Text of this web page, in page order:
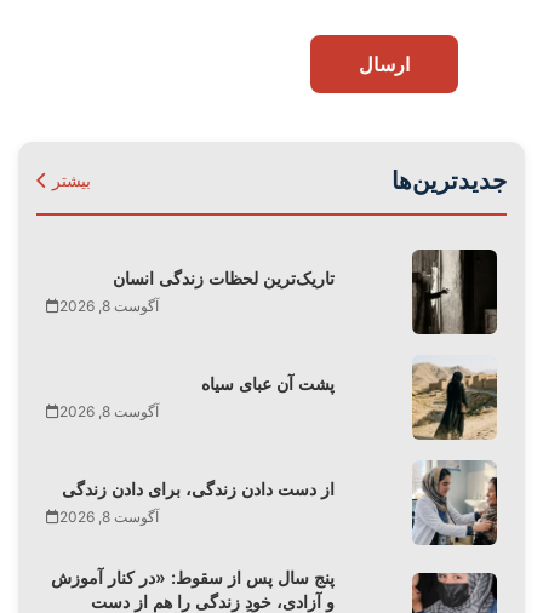
ارسال
جدیدترین‌ها بیشتر
تاریک‌ترین لحظات زندگی انسان
آگوست 8, 2026
پشت آن عبای سیاه
آگوست 8, 2026
از دست دادن زندگی، برای دادن زندگی
آگوست 8, 2026
پنج سال پس از سقوط: «در کنار آموزش
و آزادی، خودِ زندگی را هم از دست